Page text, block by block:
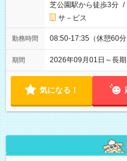
芝公園駅から徒歩3分 /
サ－ビス
勤務時間 08:50-17:35（休憩60
期間 2026年09月01日～長
気になる！